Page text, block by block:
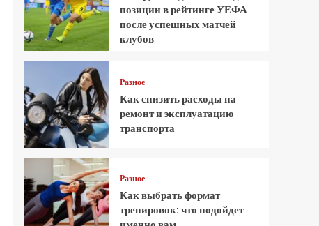
позиции в рейтинге УЕФА
после успешных матчей
клубов
Разное
Как снизить расходы на
ремонт и эксплуатацию
транспорта
Разное
Как выбрать формат
тренировок: что подойдет